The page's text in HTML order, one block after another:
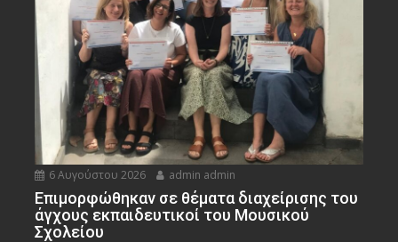
6 Αυγούστου 2026 admin admin
Eπιμορφώθηκαν σε θέματα διαχείρισης του
άγχους εκπαιδευτικοί του Μουσικού
Σχολείου